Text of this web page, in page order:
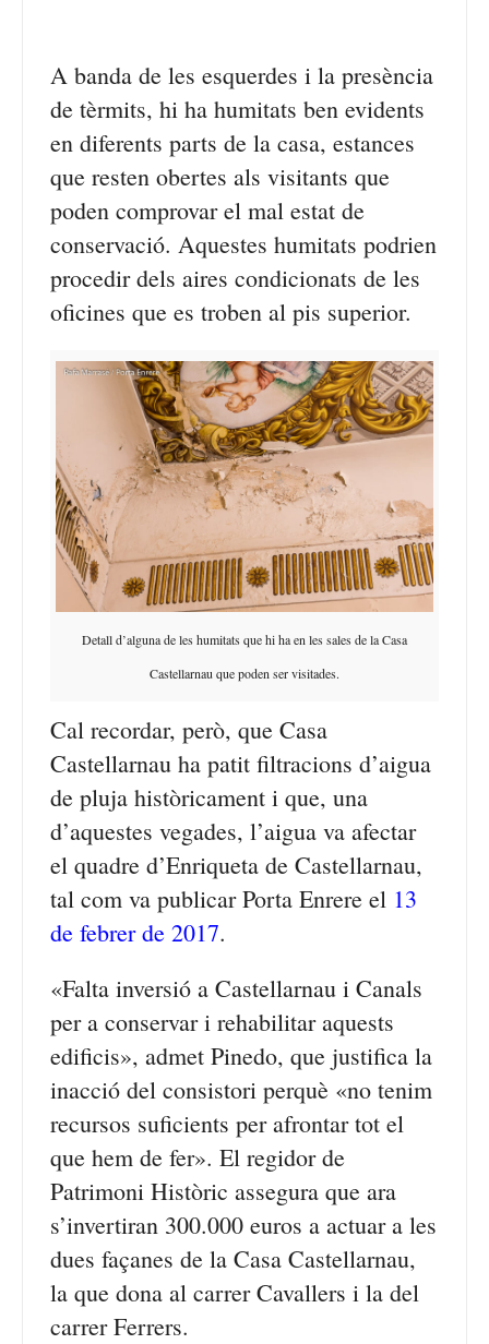
A banda de les esquerdes i la presència
de tèrmits, hi ha humitats ben evidents
en diferents parts de la casa, estances
que resten obertes als visitants que
poden comprovar el mal estat de
conservació. Aquestes humitats podrien
procedir dels aires condicionats de les
oficines que es troben al pis superior.
Detall d’alguna de les humitats que hi ha en les sales de la Casa
Castellarnau que poden ser visitades.
Cal recordar, però, que Casa
Castellarnau ha patit filtracions d’aigua
de pluja històricament i que, una
d’aquestes vegades, l’aigua va afectar
el quadre d’Enriqueta de Castellarnau,
tal com va publicar Porta Enrere el 13
de febrer de 2017.
«Falta inversió a Castellarnau i Canals
per a conservar i rehabilitar aquests
edificis», admet Pinedo, que justifica la
inacció del consistori perquè «no tenim
recursos suficients per afrontar tot el
que hem de fer». El regidor de
Patrimoni Històric assegura que ara
s’invertiran 300.000 euros a actuar a les
dues façanes de la Casa Castellarnau,
la que dona al carrer Cavallers i la del
carrer Ferrers.